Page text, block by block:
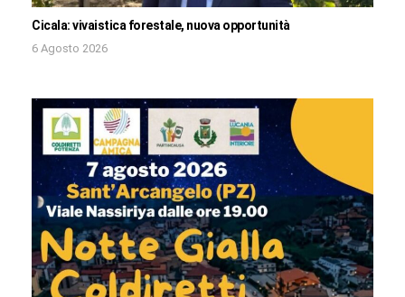
Cicala: vivaistica forestale, nuova opportunità
6 Agosto 2026